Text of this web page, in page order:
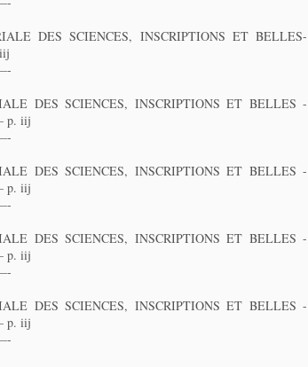
DES SCIENCES, INSCRIPTIONS ET BELLES-
DES SCIENCES, INSCRIPTIONS ET BELLES -
p. iij
DES SCIENCES, INSCRIPTIONS ET BELLES -
p. iij
DES SCIENCES, INSCRIPTIONS ET BELLES -
p. iij
DES SCIENCES, INSCRIPTIONS ET BELLES -
p. iij